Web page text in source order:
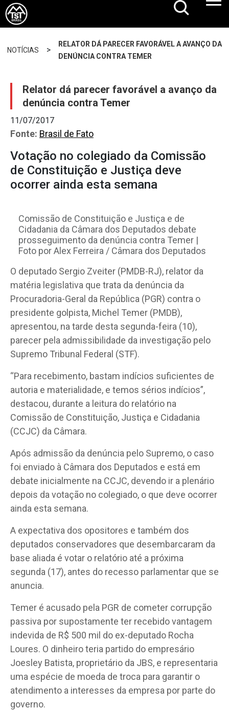
NOTÍCIAS >
RELATOR DÁ PARECER FAVORÁVEL A AVANÇO DA
DENÚNCIA CONTRA TEMER
Relator dá parecer favorável a avanço da
denúncia contra Temer
11/07/2017
Fonte: Brasil de Fato
Votação no colegiado da Comissão
de Constituição e Justiça deve
ocorrer ainda esta semana
Comissão de Constituição e Justiça e de
Cidadania da Câmara dos Deputados debate
prosseguimento da denúncia contra Temer |
Foto por Alex Ferreira / Câmara dos Deputados
O deputado Sergio Zveiter (PMDB-RJ), relator da
matéria legislativa que trata da denúncia da
Procuradoria-Geral da República (PGR) contra o
presidente golpista, Michel Temer (PMDB),
apresentou, na tarde desta segunda-feira (10),
parecer pela admissibilidade da investigação pelo
Supremo Tribunal Federal (STF).
“Para recebimento, bastam indícios suficientes de
autoria e materialidade, e temos sérios indícios”,
destacou, durante a leitura do relatório na
Comissão de Constituição, Justiça e Cidadania
(CCJC) da Câmara.
Após admissão da denúncia pelo Supremo, o caso
foi enviado à Câmara dos Deputados e está em
debate inicialmente na CCJC, devendo ir a plenário
depois da votação no colegiado, o que deve ocorrer
ainda esta semana.
A expectativa dos opositores e também dos
deputados conservadores que desembarcaram da
base aliada é votar o relatório até a próxima
segunda (17), antes do recesso parlamentar que se
anuncia.
Temer é acusado pela PGR de cometer corrupção
passiva por supostamente ter recebido vantagem
indevida de R$ 500 mil do ex-deputado Rocha
Loures. O dinheiro teria partido do empresário
Joesley Batista, proprietário da JBS, e representaria
uma espécie de moeda de troca para garantir o
atendimento a interesses da empresa por parte do
governo.